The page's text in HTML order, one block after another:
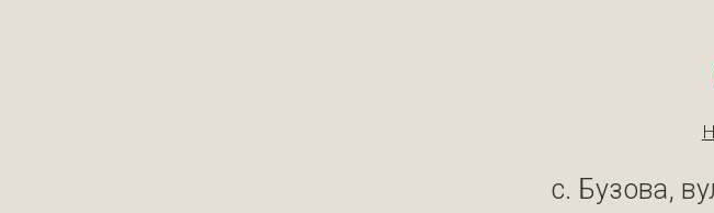
с. Бузова,